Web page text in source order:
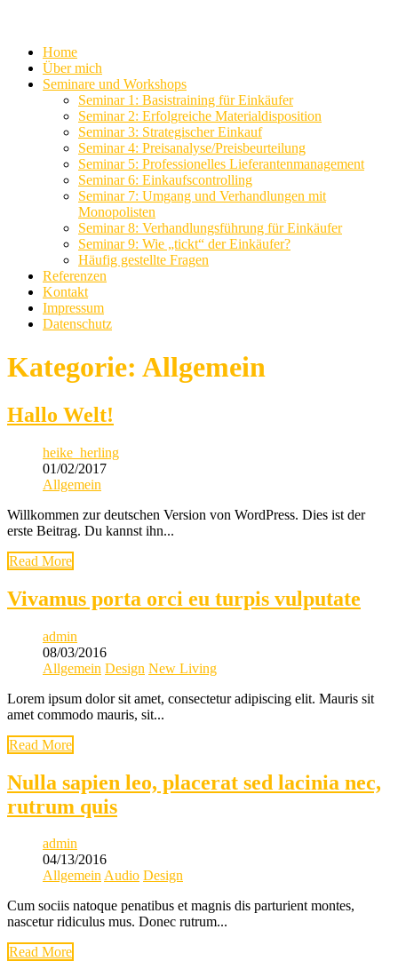
Home
Über mich
Seminare und Workshops
Seminar 1: Basistraining für Einkäufer
Seminar 2: Erfolgreiche Materialdisposition
Seminar 3: Strategischer Einkauf
Seminar 4: Preisanalyse/Preisbeurteilung
Seminar 5: Professionelles Lieferantenmanagement
Seminar 6: Einkaufscontrolling
Seminar 7: Umgang und Verhandlungen mit
Monopolisten
Seminar 8: Verhandlungsführung für Einkäufer
Seminar 9: Wie „tickt“ der Einkäufer?
Häufig gestellte Fragen
Referenzen
Kontakt
Impressum
Datenschutz
Kategorie: Allgemein
Hallo Welt!
heike_herling
01/02/2017
Allgemein
Willkommen zur deutschen Version von WordPress. Dies ist der
erste Beitrag. Du kannst ihn...
Read More
Vivamus porta orci eu turpis vulputate
admin
08/03/2016
Allgemein Design New Living
Lorem ipsum dolor sit amet, consectetur adipiscing elit. Mauris sit
amet commodo mauris, sit...
Read More
Nulla sapien leo, placerat sed lacinia nec,
rutrum quis
admin
04/13/2016
AllgemeinAudio Design
Cum sociis natoque penatibus et magnis dis parturient montes,
nascetur ridiculus mus. Donec rutrum...
Read More